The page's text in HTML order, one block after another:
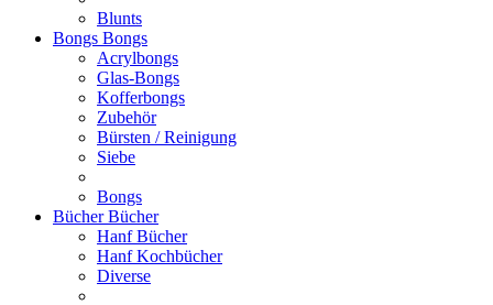
Blunts
Bongs Bongs
Acrylbongs
Glas-Bongs
Kofferbongs
Zubehör
Bürsten / Reinigung
Siebe
Bongs
BücherBücher
Hanf Bücher
Hanf Kochbücher
Diverse